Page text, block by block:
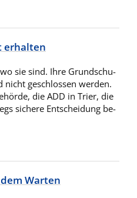
erhalten
sie sind. Ih­re Grund­schu­
nicht ge­schlos­sen wer­den.
die ADD in Trier, die
si­che­re Ent­schei­dung be­
Warten